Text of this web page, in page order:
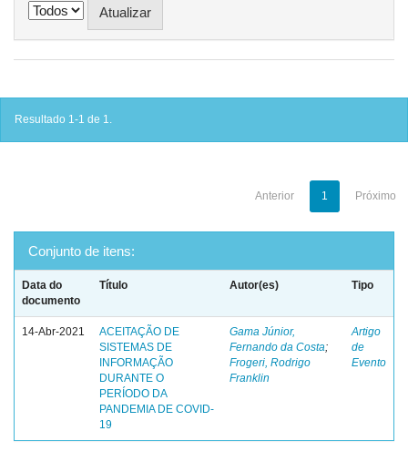
Resultado 1-1 de 1.
Anterior 1 Próximo
Conjunto de itens:
Data do
documento
Título Autor(es) Tipo
14-Abr-2021
ACEITAÇÃO DE
SISTEMAS DE
INFORMAÇÃO
DURANTE O
PERÍODO DA
PANDEMIA DE COVID-
19
Gama Júnior,
Fernando da Costa;
Frogeri, Rodrigo
Franklin
Artigo
de
Evento